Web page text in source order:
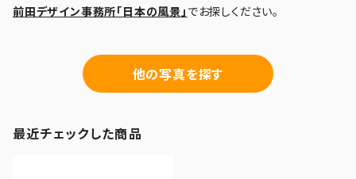
前田デザイン事務所「日本の風景」 でお探しください。
他の写真を探す
最近チェックした商品